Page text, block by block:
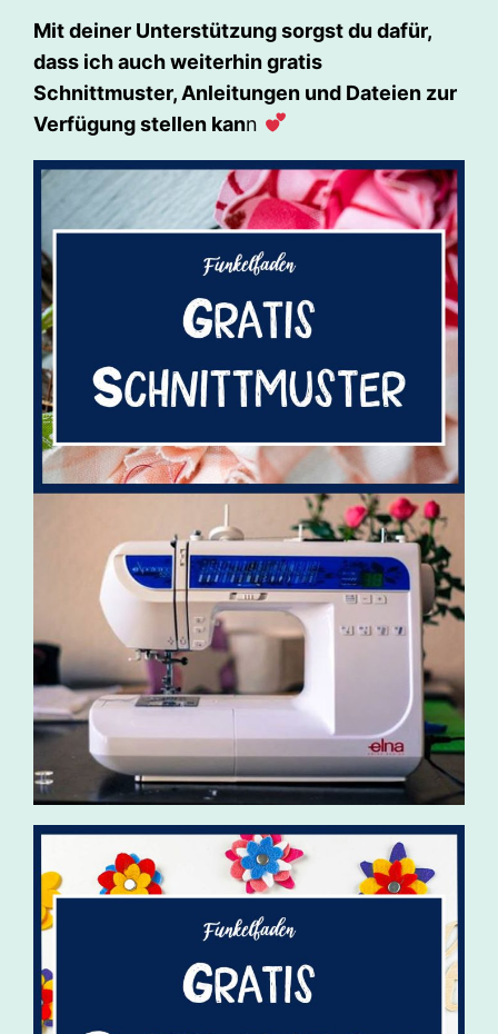
Mit deiner Unterstützung sorgst du dafür,
dass ich auch weiterhin gratis
Schnittmuster, Anleitungen und Dateien zur
Verfügung stellen kann